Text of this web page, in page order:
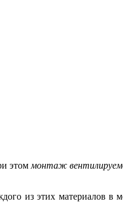
этом монтаж
из этих материалов в